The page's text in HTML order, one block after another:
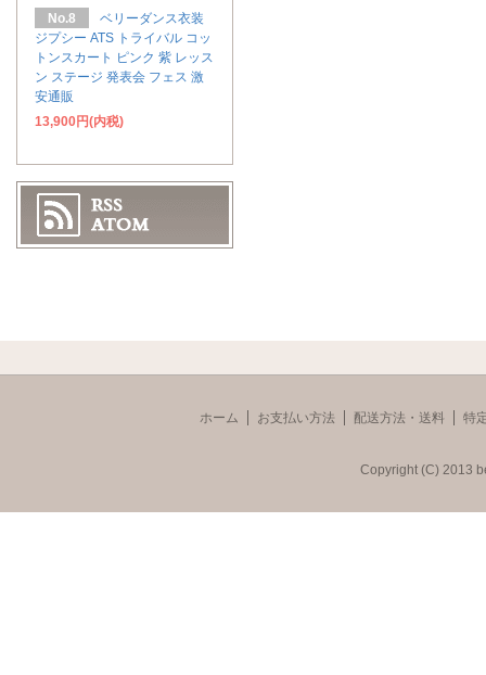
No.8
ベリーダンス衣装
ジプシー ATS トライバル コッ
トンスカート ピンク 紫 レッス
ン ステージ 発表会 フェス 激
安通販
13,900円(内税)
ホーム お支払い方法 配送方法・送料 特
Copyright (C) 2013